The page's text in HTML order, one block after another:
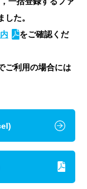
た。
をご確認くだ
利用の場合には